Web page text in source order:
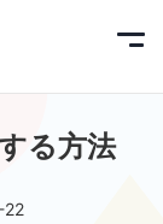
る方法
22